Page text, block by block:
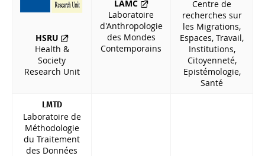
HSRU
Health &
Society
Research Unit
LAMC
Laboratoire
d'Anthropologie
des Mondes
Contemporains
Centre de
recherches sur
les Migrations,
Espaces, Travail,
Institutions,
Citoyenneté,
Epistémologie,
Santé
LMTD
Laboratoire de
Méthodologie
du Traitement
des Données